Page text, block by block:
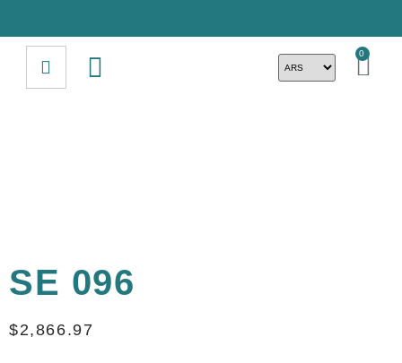
0
SE 096
$2,866.97